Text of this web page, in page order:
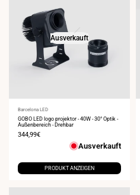
Ausverkauft
Anbieter:
Barcelona LED
GOBO LED logo projektor - 40W - 30° Optik -
Außenbereich - Drehbar
Verkaufspreis
344,99€
Ausverkauft
PRODUKT ANZEIGEN